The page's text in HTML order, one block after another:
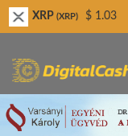
(XRP) $ 1.03
Digitalcash.hu